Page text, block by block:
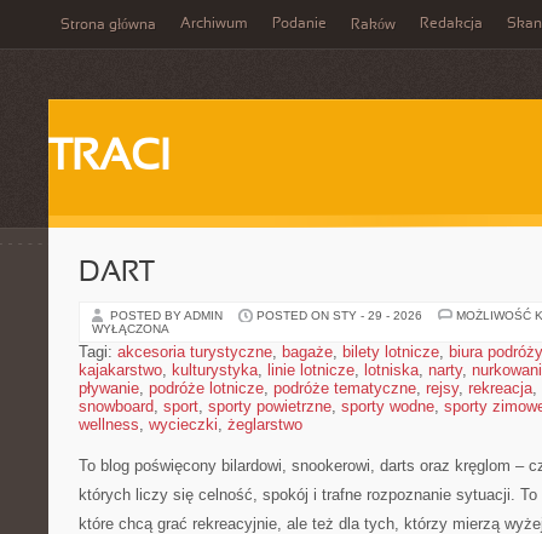
Strona główna Archiwum Podanie Raków Redakcja
TRACI
DART
POSTED BY ADMIN POSTED ON STY - 29 - 2026
MOŻLIWOŚĆ
WYŁĄCZONA
Tagi: akcesoria turystyczne, bagaże, bilety lotnicze, biura podróży
kajakarstwo, kulturystyka, linie lotnicze, lotniska, narty,
pływanie, podróże lotnicze, podróże tematyczne, rejsy, rekreacja,
snowboard, sport, sporty powietrzne, sporty wodne, sporty
wellness, wycieczki, żeglarstwo
To blog poświęcony bilardowi, snookerowi, darts oraz kręglom –
których liczy się celność, spokój i trafne rozpoznanie sytuacji. To
które chcą grać rekreacyjnie, ale też dla tych, którzy mierzą